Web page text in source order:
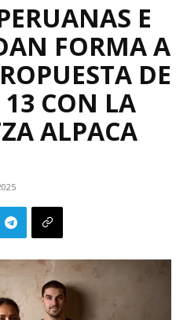
E
FORMA A
DE
CON LA
ALPACA